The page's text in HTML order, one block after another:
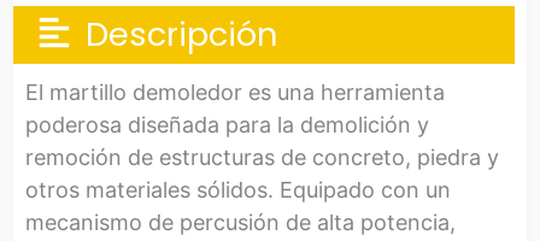
Descripción
El martillo demoledor es una herramienta
poderosa diseñada para la demolición y
remoción de estructuras de concreto, piedra y
otros materiales sólidos. Equipado con un
mecanismo de percusión de alta potencia,